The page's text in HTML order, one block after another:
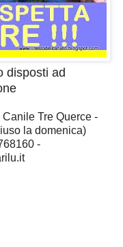
disposti ad
Tre Querce -
la domenica)
-